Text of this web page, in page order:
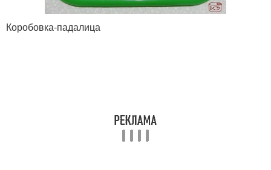
Коробовка-падалица